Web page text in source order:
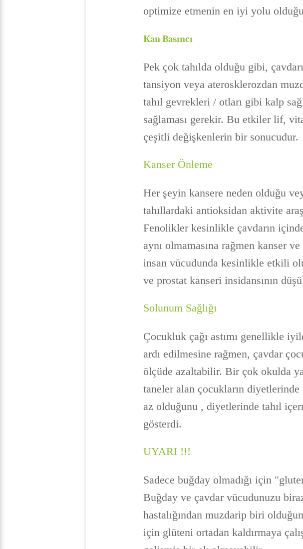
optimize etmenin en iyi yolu
Kan Basıncı
Pek çok tahılda olduğu gibi,
tansiyon veya aterosklerozdan
tahıl gevrekleri / otları gibi kalp
sağlaması gerekir. Bu etkiler lif,
çeşitli değişkenlerin bir sonucudur.
Kanser Önleme
Her şeyin kansere neden olduğu
tahıllardaki antioksidan aktivite
Fenolikler kesinlikle çavdarın
aynı olmamasına rağmen kanser
insan vücudunda kesinlikle etkili
ve prostat kanseri insidansının
Solunum Sağlığı
Çocukluk çağı astımı genellikle
ardı edilmesine rağmen, çavdar
ölçüde azaltabilir. Bir çok okulda
taneler alan çocukların diyetlerinde
az olduğunu , diyetlerinde tahıl
gösterdi.
UYARI !!!
Sadece buğday olmadığı için
Buğday ve çavdar vücudunuzu
hastalığından muzdarip biri
için glüteni ortadan kaldırmaya